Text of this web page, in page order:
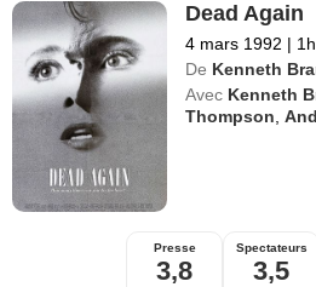
Dead Again
4 mars 1992 |
De Kenneth
Avec Kenneth
Thompson ,
Presse
3,8
Spectateurs
3,5